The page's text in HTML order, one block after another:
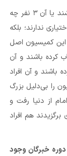
مهم نیست اعضای این کمیسیون چه کسانی باشند یا آن ۳ نفر چه
ندارند؛ بلکه
کمیسیون اصل
۳ نفر را انتخاب کرده باشند و آن
باشند و آن افراد
را بی‌دلیل بزرگ
از دنیا رفت و
هم افراد
خبرگان وجود